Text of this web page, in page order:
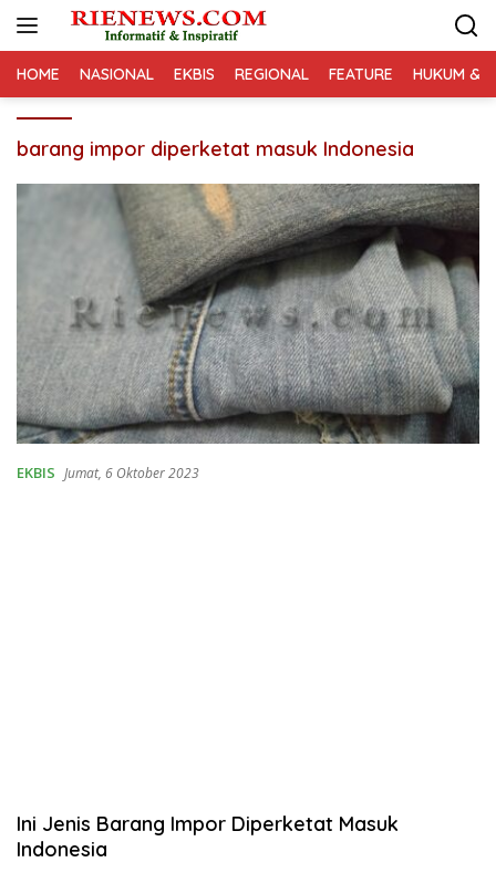
HOME NASIONAL EKBIS REGIONAL FEATURE HUKUM &
barang impor diperketat masuk Indonesia
EKBIS Jumat, 6 Oktober 2023
Ini Jenis Barang Impor Diperketat Masuk
Indonesia